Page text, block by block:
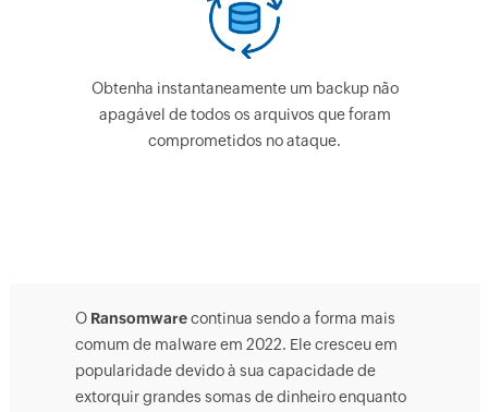
Obtenha instantaneamente um backup não
apagável de todos os arquivos que foram
comprometidos no ataque.
O Ransomwarecontinua sendo a forma mais
comum de malware em 2022. Ele cresceu em
popularidade devido à sua capacidade de
extorquir grandes somas de dinheiro enquanto